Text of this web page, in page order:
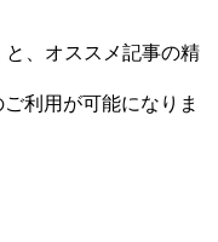
、オススメ記事の精
利用が可能になりま